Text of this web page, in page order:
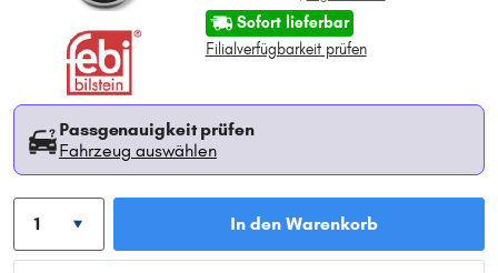
Sofort lieferbar
Filialverfügbarkeit prüfen
Passgenauigkeit prüfen
Fahrzeug auswählen
In den Warenkorb